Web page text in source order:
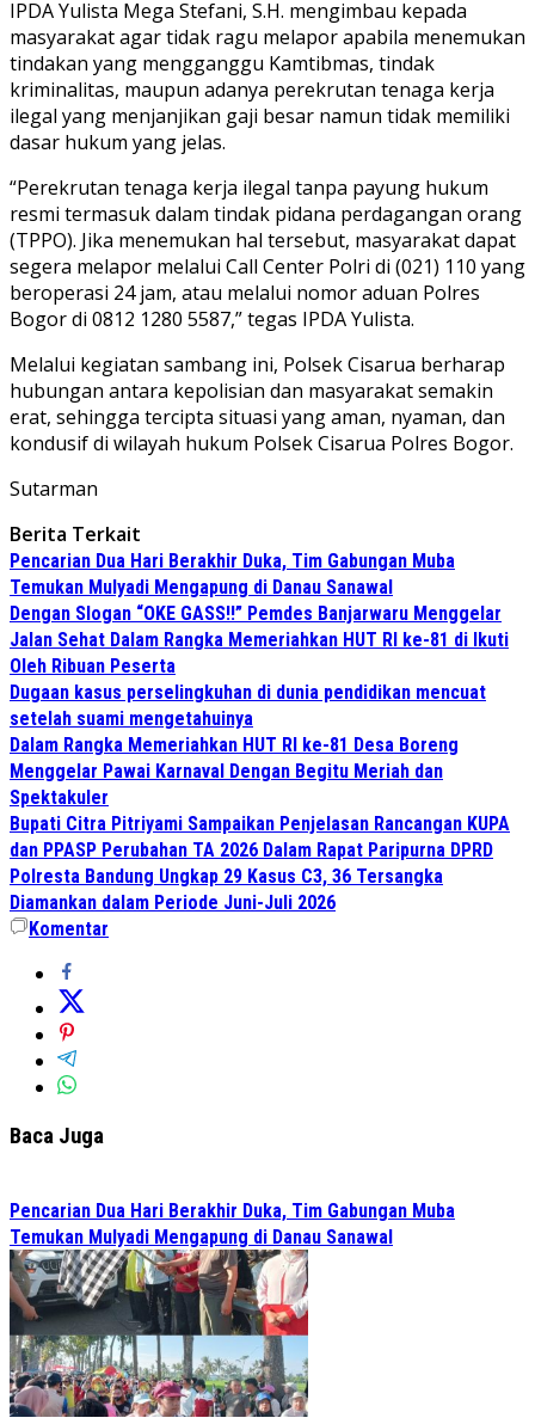
IPDA Yulista Mega Stefani, S.H. mengimbau kepada
masyarakat agar tidak ragu melapor apabila menemukan
tindakan yang mengganggu Kamtibmas, tindak
kriminalitas, maupun adanya perekrutan tenaga kerja
ilegal yang menjanjikan gaji besar namun tidak memiliki
dasar hukum yang jelas.
“Perekrutan tenaga kerja ilegal tanpa payung hukum
resmi termasuk dalam tindak pidana perdagangan orang
(TPPO). Jika menemukan hal tersebut, masyarakat dapat
segera melapor melalui Call Center Polri di (021) 110 yang
beroperasi 24 jam, atau melalui nomor aduan Polres
Bogor di 0812 1280 5587,” tegas IPDA Yulista.
Melalui kegiatan sambang ini, Polsek Cisarua berharap
hubungan antara kepolisian dan masyarakat semakin
erat, sehingga tercipta situasi yang aman, nyaman, dan
kondusif di wilayah hukum Polsek Cisarua Polres Bogor.
Sutarman
Berita Terkait
Pencarian Dua Hari Berakhir Duka, Tim Gabungan Muba
Temukan Mulyadi Mengapung di Danau Sanawal
Dengan Slogan “OKE GASS!!” Pemdes Banjarwaru Menggelar
Jalan Sehat Dalam Rangka Memeriahkan HUT RI ke-81 di Ikuti
Oleh Ribuan Peserta
Dugaan kasus perselingkuhan di dunia pendidikan mencuat
setelah suami mengetahuinya
Dalam Rangka Memeriahkan HUT RI ke-81 Desa Boreng
Menggelar Pawai Karnaval Dengan Begitu Meriah dan
Spektakuler
Bupati Citra Pitriyami Sampaikan Penjelasan Rancangan KUPA
dan PPASP Perubahan TA 2026 Dalam Rapat Paripurna DPRD
Polresta Bandung Ungkap 29 Kasus C3, 36 Tersangka
Diamankan dalam Periode Juni-Juli 2026
Komentar
Baca Juga
Pencarian Dua Hari Berakhir Duka, Tim Gabungan Muba
Temukan Mulyadi Mengapung di Danau Sanawal